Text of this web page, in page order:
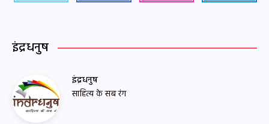
इंद्रधनुष
इंद्रधनुष
साहित्य के सब रंग